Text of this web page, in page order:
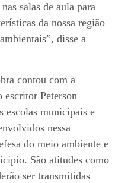
salas de aula para
da nossa região
disse a
contou com a
escritor Peterson
escolas municipais e
nessa
do meio ambiente e
São atitudes como
ser transmitidas